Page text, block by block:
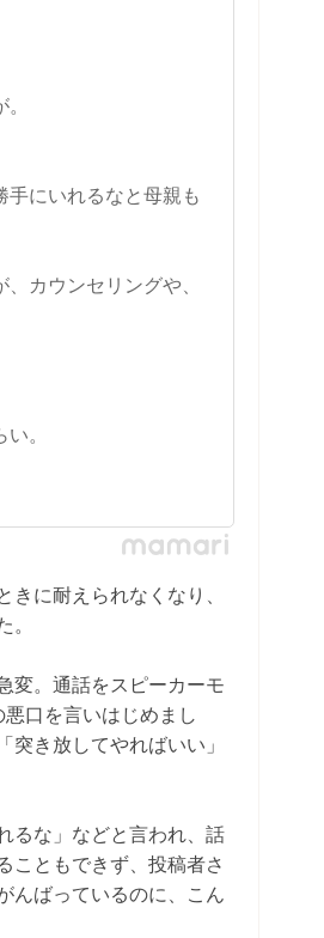
にいれるなと母親も
カウンセリングや、
。
に耐えられなくなり、
変。通話をスピーカーモ
口を言いはじめまし
き放してやればいい」
るな」などと言われ、話
こともできず、投稿者さ
んばっているのに、こん